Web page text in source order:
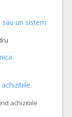
sau un sistem
achizitiile